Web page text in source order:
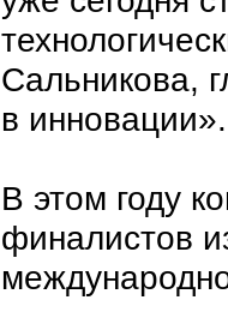
Сальникова,
в инновации».
В этом году
финалистов